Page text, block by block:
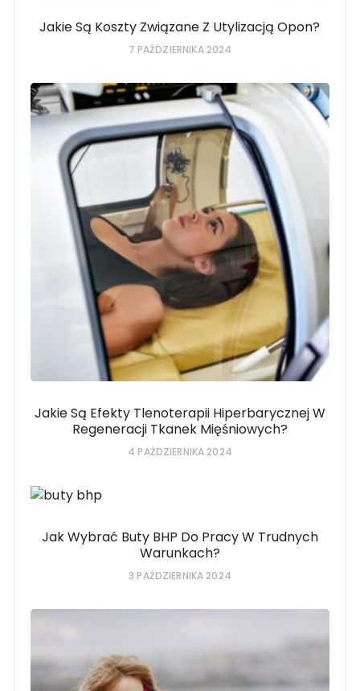
Jakie Są Koszty Związane Z Utylizacją Opon?
7 PAŹDZIERNIKA 2024
Jakie Są Efekty Tlenoterapii Hiperbarycznej W
Regeneracji Tkanek Mięśniowych?
4 PAŹDZIERNIKA 2024
Jak Wybrać Buty BHP Do Pracy W Trudnych
Warunkach?
3 PAŹDZIERNIKA 2024